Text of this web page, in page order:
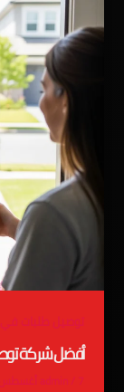
توصيل طلبات في
أفضل شركة
admin/ 7 أغسطس، 2025